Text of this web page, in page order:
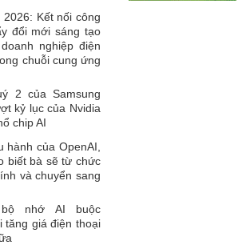
2026: Kết nối công
đổi mới sáng tạo
nghiệp điện
chuỗi cung ứng
2 của Samsung
kỷ lục của Nvidia
chip AI
hành của OpenAI,
biết bà sẽ từ chức
và chuyển sang
nhớ AI buộc
tăng giá điện thoại